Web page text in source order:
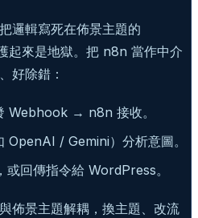
邏輯寫死在佈景主題的
起來是地獄。把 n8n 當作中介
好除錯：
Webhook → n8n 接收。
/ Gemini）分析意圖。
回傳指令給 WordPress。
佈景主題解耦，換主題、改流